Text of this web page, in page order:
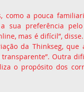
como a pouca
sua preferência pelo
mas é difícil”,
da Thinkseg, que
Outra
o propósito dos